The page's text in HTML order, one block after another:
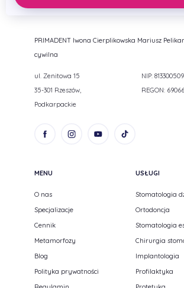
PRIMADENT Iwona Cierplikowska Mariusz
cywilna
ul. Zenitowa 15
35-301 Rzeszów,
Podkarpackie
NIP:
REGON:
MENU
O nas
Specjalizacje
Cennik
Metamorfozy
Blog
Polityka prywatności
USŁUGI
Stomatologia
Ortodoncja
Stomatologia
Chirurgia
Implantologia
Profilaktyka